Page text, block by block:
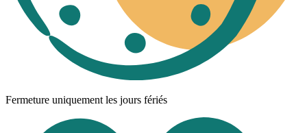
Fermeture uniquement les jours fériés